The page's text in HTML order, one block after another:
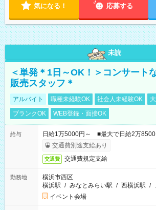
気になる！ 応募する
未読
＜単発＊1日～OK！＞コンサート
販売スタッフ＊
アルバイト 職種未経験OK 社会人未経験OK
ブランクOK
WEB登録・面接OK
給与
日給1万5000円～ ■最大で日給2万8500
交通費別途支給あり
交通費 交通費規定支給
勤務地
横浜市西区
横浜駅 / みなとみらい駅 / 西横浜駅 /
イベント会場